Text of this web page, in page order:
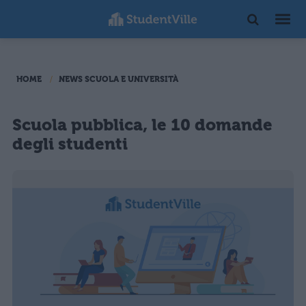
HOME NEWS SCUOLA E UNIVERSITÀ
Scuola pubblica, le 10 domande
degli studenti